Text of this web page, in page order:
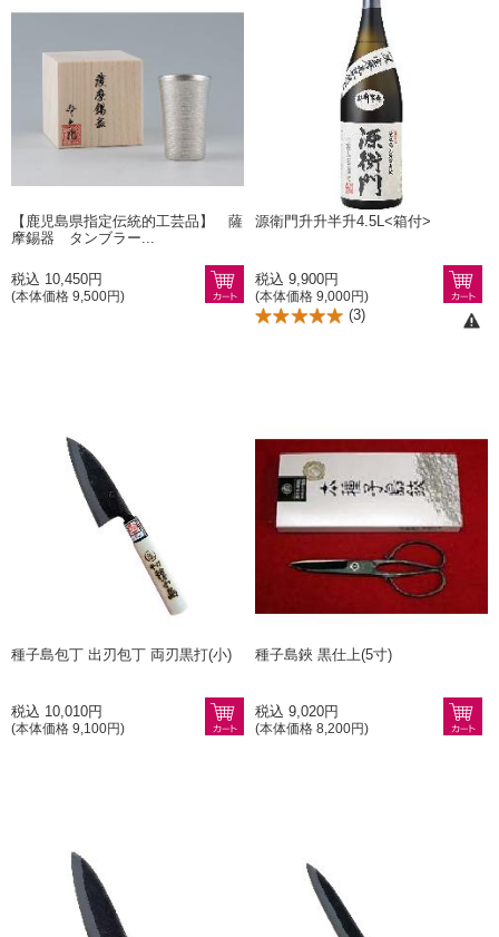
【鹿児島県指定伝統的工芸品】 薩
摩錫器 タンブラー...
税込 10,450円
(本体価格 9,500円)
源衛門升升半升4.5L<箱付>
税込 9,900円
(本体価格 9,000円)
(3)
種子島包丁 出刃包丁 両刃黒打(小)
税込 10,010円
(本体価格 9,100円)
種子島鋏 黒仕上(5寸)
税込 9,020円
(本体価格 8,200円)